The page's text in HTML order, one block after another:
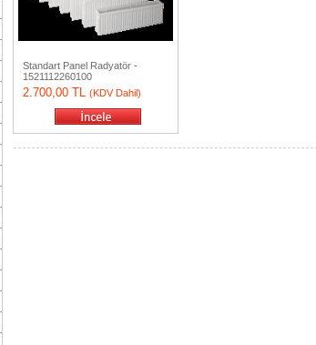
Standart Panel Radyatör -
1521112260100
2.700,00 TL (KDV Dahil)